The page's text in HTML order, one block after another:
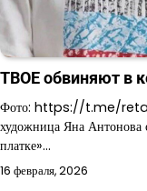
ТВОЕ обвиняют в
Фото: https://t.me/
художница Яна Антонова
платке»…
16 февраля, 2026